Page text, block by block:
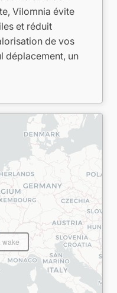
Vilomnia évite
et réduit
de vos
déplacement, un
wake